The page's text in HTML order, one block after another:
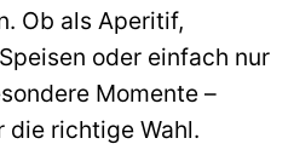
Ob als Aperitif,
oder einfach nur
Momente –
die richtige Wahl.